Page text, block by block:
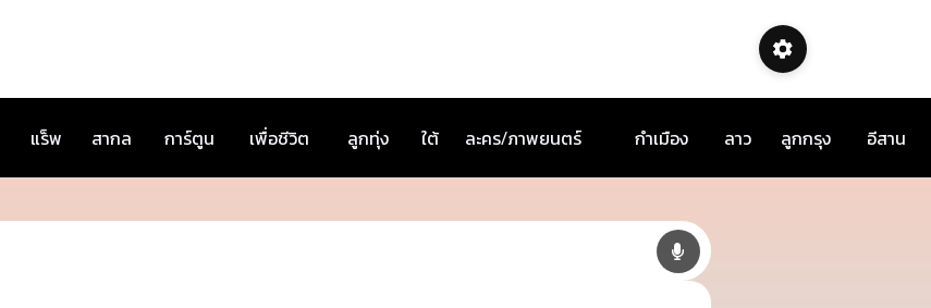
แร็พ สากล การ์ตูน เพื่อชีวิต ลูกทุ่ง ใต้ ละคร/ภาพยนตร์ กำเมือง ลาว ลูกกรุง อีสาน